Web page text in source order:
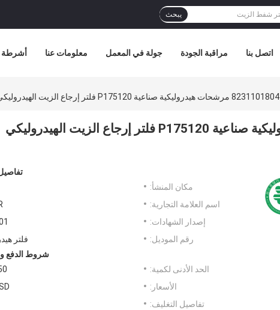
يبحث
أشرطة معلومات عنا جولة في المعمل مراقبة الجودة اتصل بنا
8231101804 مرشحات هيدروليكية صناعية P175120 فلتر إرجاع الزيت الهيدروليكي HF35252 P175120
8231101804 مرشحات هيدروليكية صناعية P175120 فلتر إرجاع الزيت الهيدروليكي
مكان المنشأ:
اسم العلامة التجارية:
إصدار الشهادات:
رقم الموديل:
فلتر
شروط الدفع
الحد الأدنى لكمية:
50
الأسعار:
تفاصيل التغليف: